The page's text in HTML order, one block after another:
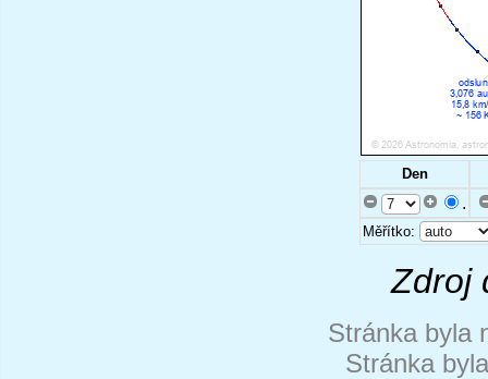
Den
.
Měřítko:
Zdroj
Stránka byla
Stránka